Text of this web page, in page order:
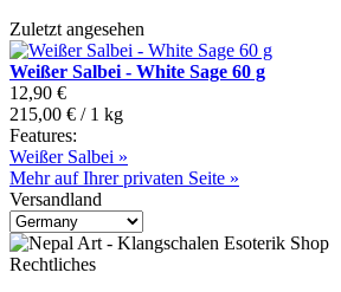
Zuletzt angesehen
Weißer Salbei - White Sage 60 g
12,90 €
215,00 € / 1 kg
Features:
Weißer Salbei »
Mehr auf Ihrer privaten Seite »
Versandland
Rechtliches